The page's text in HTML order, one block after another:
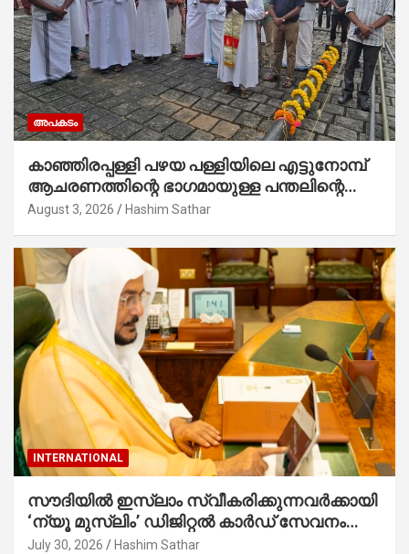
അപകടം
കാഞ്ഞിരപ്പള്ളി പഴയ പള്ളിയിലെ എട്ടുനോമ്പ്
ആചരണത്തിന്റെ ഭാഗമായുള്ള പന്തലിന്റെ
കാൽനാട്ട് കർമ്മം ആർച്ച് പ്രീസ്റ്റ് വെരി.
August 3, 2026 Hashim Sathar
INTERNATIONAL
സൗദിയില്‍ ഇസ്‌ലാം സ്വീകരിക്കുന്നവര്‍ക്കായി
‘ന്യൂ മുസ്ലിം’ ഡിജിറ്റല്‍ കാര്‍ഡ് സേവനം
ആരംഭിച്ചു
July 30, 2026 Hashim Sathar